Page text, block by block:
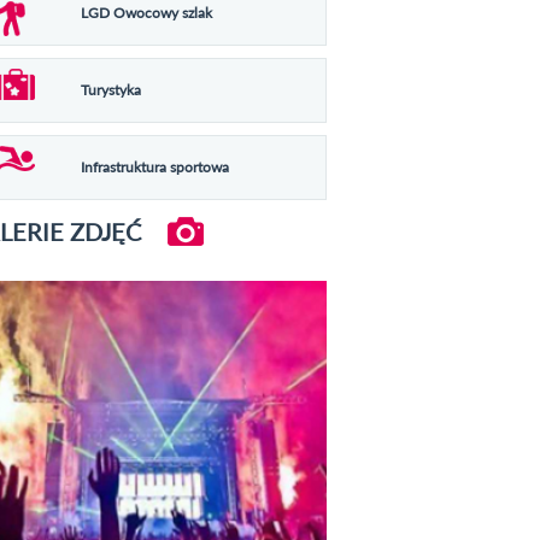
LGD Owocowy szlak
Turystyka
Infrastruktura sportowa
ZDJĘĆ